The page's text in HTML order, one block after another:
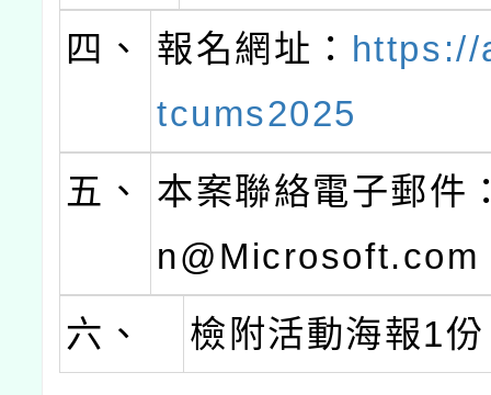
四、
報名網址： https://
tcums2025
五、
本案聯絡電子郵件
n@Microsoft.com
六、
檢附活動海報1